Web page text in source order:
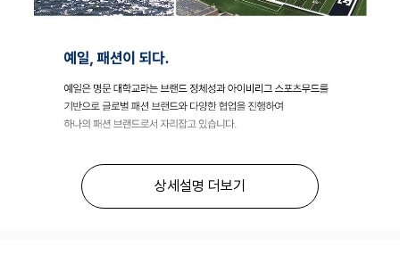
상세설명 더보기